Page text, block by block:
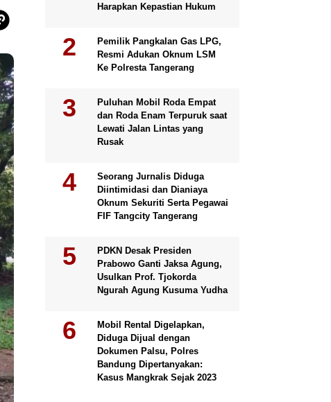
Harapkan Kepastian Hukum
Pemilik Pangkalan Gas LPG,
Resmi Adukan Oknum LSM
Ke Polresta Tangerang
Puluhan Mobil Roda Empat
dan Roda Enam Terpuruk saat
Lewati Jalan Lintas yang
Rusak
Seorang Jurnalis Diduga
Diintimidasi dan Dianiaya
Oknum Sekuriti Serta Pegawai
FIF Tangcity Tangerang
PDKN Desak Presiden
Prabowo Ganti Jaksa Agung,
Usulkan Prof. Tjokorda
Ngurah Agung Kusuma Yudha
Mobil Rental Digelapkan,
Diduga Dijual dengan
Dokumen Palsu, Polres
Bandung Dipertanyakan:
Kasus Mangkrak Sejak 2023